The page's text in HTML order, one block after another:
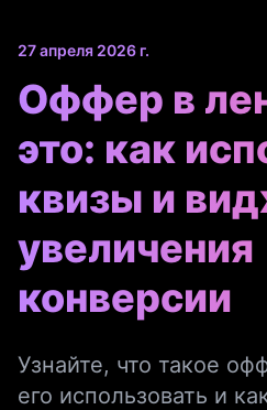
27 апреля 2026 г.
Оффер в
это: как
квизы и
увеличения
конверсии
Узнайте, что такое
его использовать и